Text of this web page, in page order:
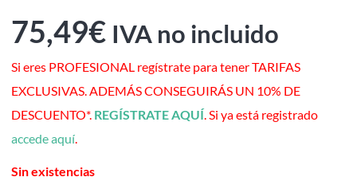
75,49€ IVA no incluido
Si eres PROFESIONAL regístrate para tener TARIFAS
EXCLUSIVAS. ADEMÁS CONSEGUIRÁS UN 10% DE
DESCUENTO*. REGÍSTRATE AQUÍ. Si ya está registrado
accede aquí.
Sin existencias